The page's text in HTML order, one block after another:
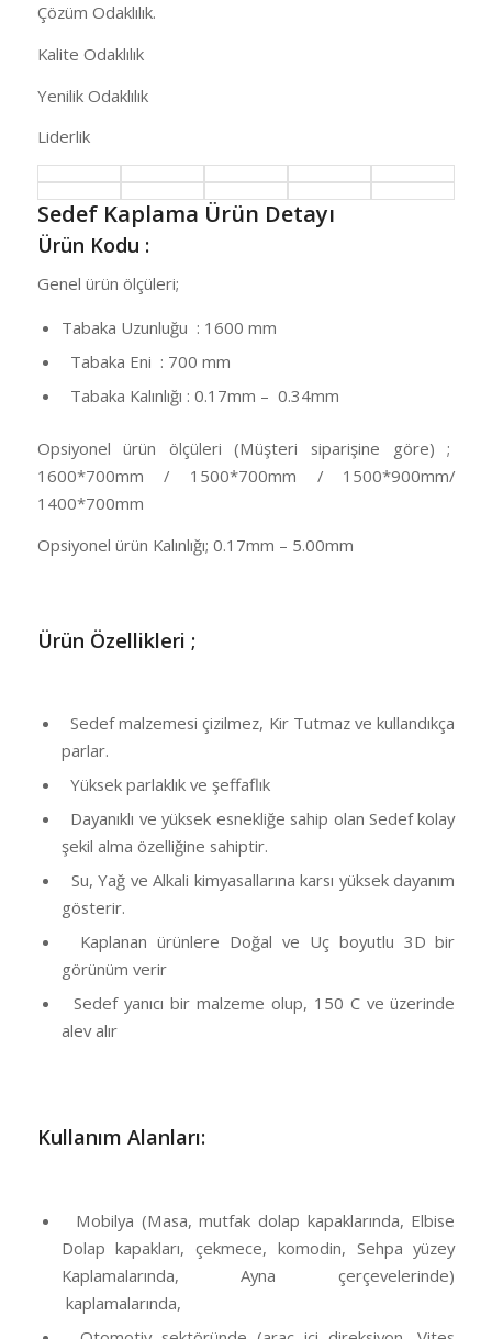
Çözüm Odaklılık.
Kalite Odaklılık
Yenilik Odaklılık
Liderlik
Sedef Kaplama Ürün Detayı
Ürün Kodu :
Genel ürün ölçüleri;
Tabaka Uzunluğu : 1600 mm
Tabaka Eni : 700 mm
Tabaka Kalınlığı : 0.17mm – 0.34mm
Opsiyonel ürün ölçüleri (Müşteri siparişine göre) ;
1600*700mm / 1500*700mm / 1500*900mm/
1400*700mm
Opsiyonel ürün Kalınlığı; 0.17mm – 5.00mm
Ürün Özellikleri ;
Sedef malzemesi çizilmez, Kir Tutmaz ve kullandıkça
parlar.
Yüksek parlaklık ve şeffaflık
Dayanıklı ve yüksek esnekliğe sahip olan Sedef kolay
şekil alma özelliğine sahiptir.
Su, Yağ ve Alkali kimyasallarına karsı yüksek dayanım
gösterir.
Kaplanan ürünlere Doğal ve Uç boyutlu 3D bir
görünüm verir
Sedef yanıcı bir malzeme olup, 150 C ve üzerinde
alev alır
Kullanım Alanları:
Mobilya (Masa, mutfak dolap kapaklarında, Elbise
Dolap kapakları, çekmece, komodin, Sehpa yüzey
Kaplamalarında, Ayna çerçevelerinde)
kaplamalarında,